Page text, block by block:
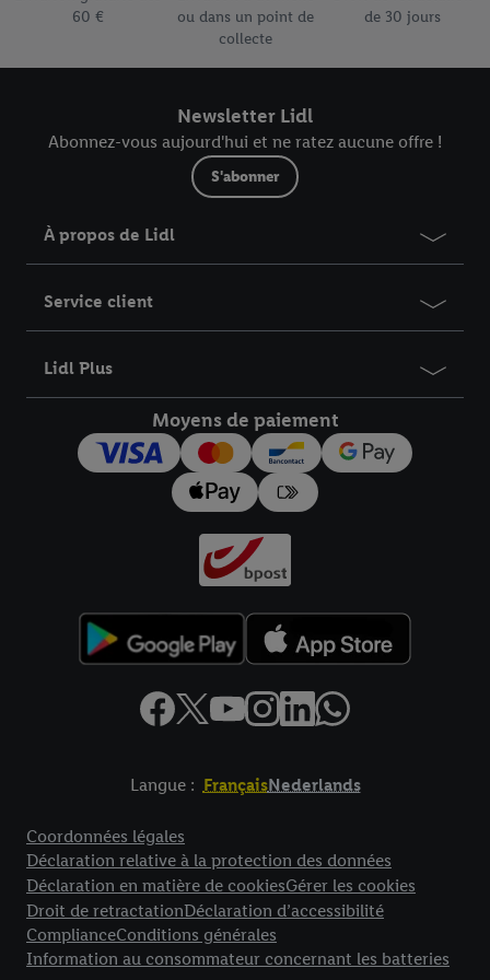
couvre uniquement les frais d’expédition standard. Si un
supplément XL est facturé pour la livraison de votre colis, il
60 €
ou dans un point de
collecte
de 30 jours
Newsletter Lidl
Abonnez-vous aujourd'hui et ne ratez aucune offre !
S'abonner
À propos de Lidl
Service client
Lidl Plus
Moyens de paiement
Langue : FrançaisNederlands
Coordonnées légales
Déclaration relative à la protection des données
Déclaration en matière de cookiesGérer les cookies
Droit de retractationDéclaration d’accessibilité
ComplianceConditions générales
Information au consommateur concernant les batteries